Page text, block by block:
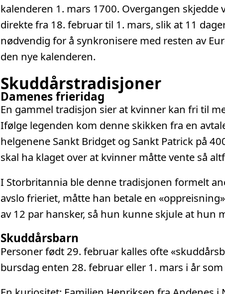
kalenderen 1. mars 1700. Overgangen skjedde
direkte fra 18. februar til 1. mars, slik at 11
nødvendig for å synkronisere med resten av
den nye kalenderen.
Skuddårstradisjoner
Damenes frieridag
En gammel tradisjon sier at kvinner kan fri til
Ifølge legenden kom denne skikken fra en
helgenene Sankt Bridget og Sankt Patrick på
skal ha klaget over at kvinner måtte vente så
I Storbritannia ble denne tradisjonen formelt
avslo frieriet, måtte han betale en
av 12 par hansker, så hun kunne skjule at hun
Skuddårsbarn
Personer født 29. februar kalles ofte
bursdag enten 28. februar eller 1. mars i år